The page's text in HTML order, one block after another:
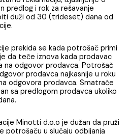
Vam pismenu potvrdu
putem obavestiti da
u evidenciji primljenih
roku od 8 (osam) dana od dana
ili elektronskim putem
reklamaciju. Odgovor će
reklamaciju, izjašnjenje o
predlog i rok za rešavanje
biti duži od 30 (trideset) dana